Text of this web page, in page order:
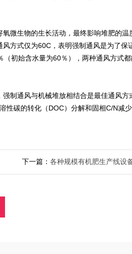
微生物的生长活动，最终影响堆肥的温
方式仅为60C，表明强制通风是为了保
初始含水量为60％），两种通风方式
制通风与机械堆放相结合是最佳通风方
性碳的转化（DOC）分解和固相C/N减
下一篇： 各种规模有机肥生产线设